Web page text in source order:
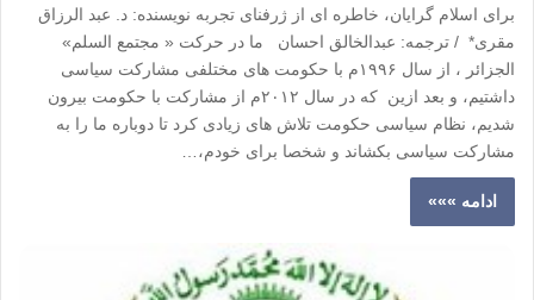
برای اسلام گرایان، خاطره ای از ژرفنای تجربه نویسنده: د. عبد الرزاق
مقری* / ترجمه: عبدالخالق احسان ما در حرکت « مجتمع السلم»
الجزائر ، از سال ۱۹۹۶م با حکومت های مختلفی مشارکت سیاسی
داشتیم، و بعد ازین که در سال ۲۰۱۲م از مشارکت با حکومت بیرون
شدیم، نظام سیاسی حکومت تلاش های زیادی کرد تا دوباره ما را به
مشارکت سیاسی بکشاند و شخصا برای خودم،…
ادامه »»»